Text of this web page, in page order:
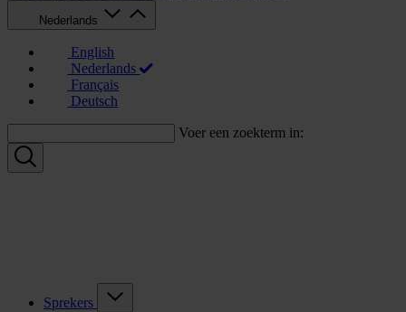
Nederlands
English
Nederlands
Français
Deutsch
Voer een zoekterm in:
Sprekers